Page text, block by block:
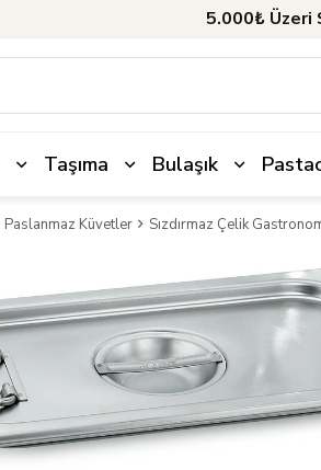
5.000₺ Üzeri
Taşıma Bulaşık
Paslanmaz Küvetler Sızdırmaz Çelik